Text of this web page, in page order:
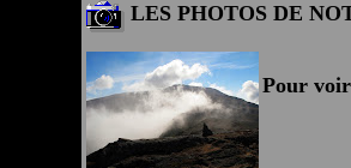
LES PHOTOS DE
Pour